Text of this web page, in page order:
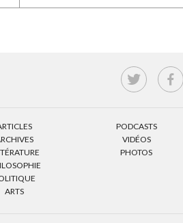
ARTS
PODCASTS
VIDÉOS
PHOTOS